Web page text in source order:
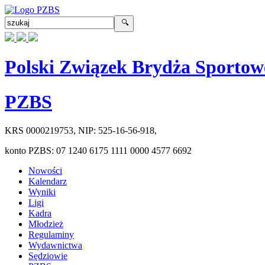
Polski Związek Brydża
PZBS
KRS 0000219753, NIP: 525-16-56-918,
konto PZBS: 07 1240 6175 1111 0000 4577 6692
Nowości
Kalendarz
Wyniki
Ligi
Kadra
Młodzież
Regulaminy
Wydawnictwa
Sędziowie